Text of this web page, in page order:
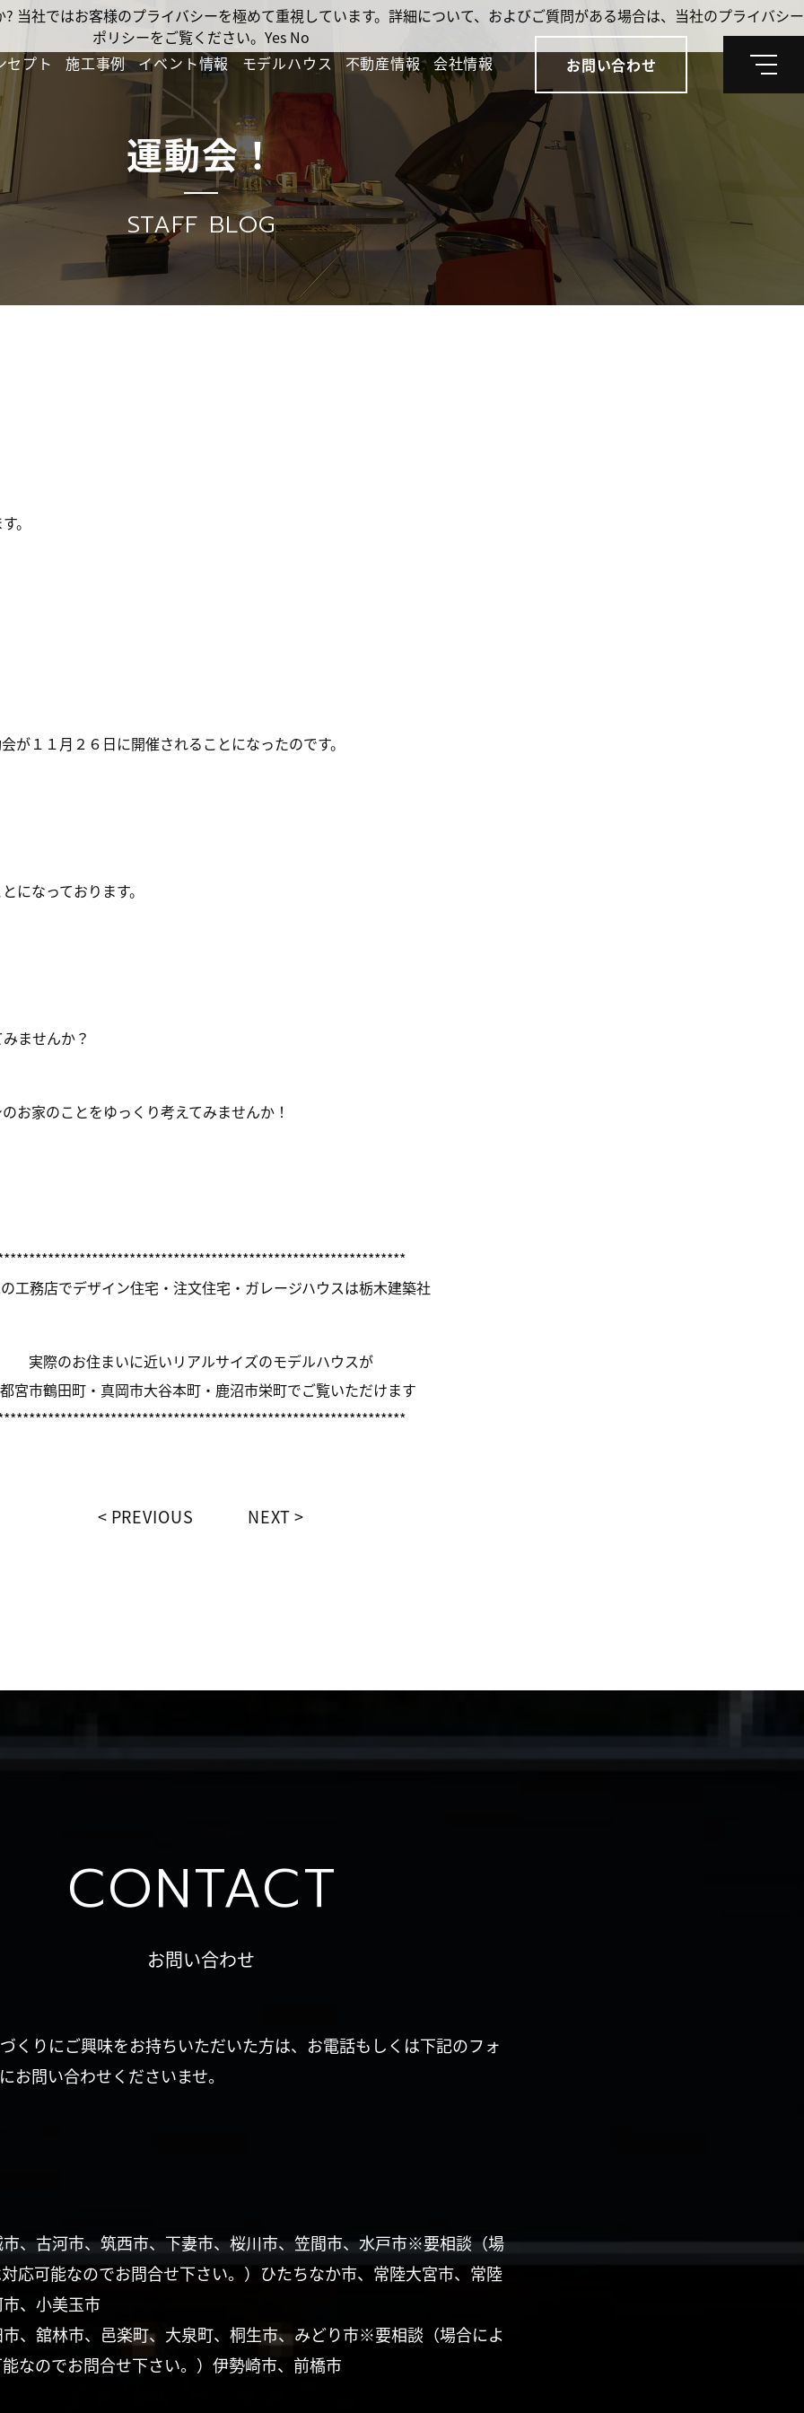
セプト 施工事例 イベント情報 モデルハウス 不動産情報 会社情報 お問い合わせ
メ
運動会！
STAFF BLOG
。
１１月２６日に開催されることになったのです。
になっております。
ませんか？
お家のことをゆっくり考えてみませんか！
工務店でデザイン住宅・注文住宅・ガレージハウスは栃木建築社
実際のお住まいに近いリアルサイズのモデルハウスが
宮市鶴田町・真岡市大谷本町・鹿沼市栄町でご覧いただけます
PREVIOUS NEXT
CONTACT
お問い合わせ
くりにご興味をお持ちいただいた方は、お電話もしくは下記のフォ
お問い合わせくださいませ。
、古河市、筑西市、下妻市、桜川市、笠間市、水戸市※要相談（場
応可能なのでお問合せ下さい。）ひたちなか市、常陸大宮市、常陸
、小美玉市
、舘林市、邑楽町、大泉町、桐生市、みどり市※要相談（場合によ
なのでお問合せ下さい。）伊勢崎市、前橋市
当社ではお客様のプライバシーを極めて重視しています。詳細について、およびご質問がある場合は、当社のプライバシー
ポリシーをご覧ください。 Yes No